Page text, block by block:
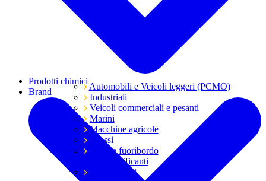
Automobili e Veicoli leggeri (PCMO)
Industriali
Veicoli commerciali e pesanti
Marini
Macchine agricole
Grassi
Moto e fuoribordo
Tutti i lubrificanti
Trasmissioni
Prodotti chimici
Brand